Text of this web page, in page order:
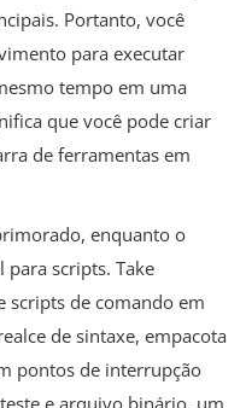
Portanto, você
para executar
tempo em uma
que você pode criar
de ferramentas em
enquanto o
scripts. Take
scripts de comando em
de sintaxe, empacota
pontos de interrupção